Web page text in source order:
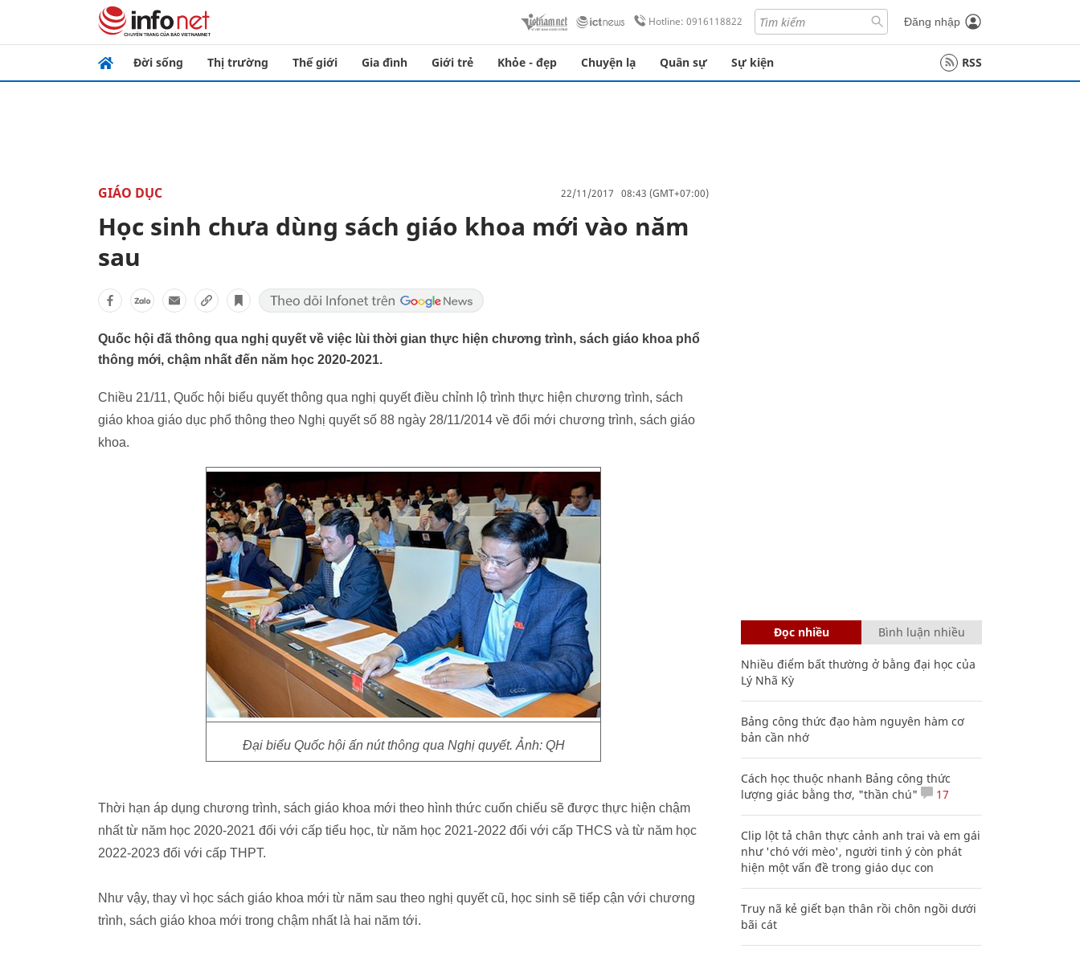
Hotline: 0916118822 Đăng nhập
Đời sống Thị trường Thế giới Gia đình Giới trẻ Khỏe - đẹp Chuyện lạ Quân sự Sự kiện RSS
GIÁO DỤC 22/11/2017 08:43 (GMT+07:00)
Học sinh chưa dùng sách giáo khoa mới vào năm
sau
Quốc hội đã thông qua nghị quyết về việc lùi thời gian thực hiện chương trình, sách giáo khoa phổ
thông mới, chậm nhất đến năm học 2020-2021.
Chiều 21/11, Quốc hội biểu quyết thông qua nghị quyết điều chỉnh lộ trình thực hiện chương trình, sách
giáo khoa giáo dục phổ thông theo Nghị quyết số 88 ngày 28/11/2014 về đổi mới chương trình, sách giáo
khoa.
Đại biểu Quốc hội ấn nút thông qua Nghị quyết. Ảnh: QH
Thời hạn áp dụng chương trình, sách giáo khoa mới theo hình thức cuốn chiếu sẽ được thực hiện chậm
nhất từ năm học 2020-2021 đối với cấp tiểu học, từ năm học 2021-2022 đối với cấp THCS và từ năm học
2022-2023 đối với cấp THPT.
Như vậy, thay vì học sách giáo khoa mới từ năm sau theo nghị quyết cũ, học sinh sẽ tiếp cận với chương
trình, sách giáo khoa mới trong chậm nhất là hai năm tới.
Đọc nhiều Bình luận nhiều
Nhiều điểm bất thường ở bằng đại học của
Lý Nhã Kỳ
Bảng công thức đạo hàm nguyên hàm cơ
bản cần nhớ
Cách học thuộc nhanh Bảng công thức
lượng giác bằng thơ, "thần chú"
17
Clip lột tả chân thực cảnh anh trai và em gái
như 'chó với mèo', người tinh ý còn phát
hiện một vấn đề trong giáo dục con
Truy nã kẻ giết bạn thân rồi chôn ngồi dưới
bãi cát